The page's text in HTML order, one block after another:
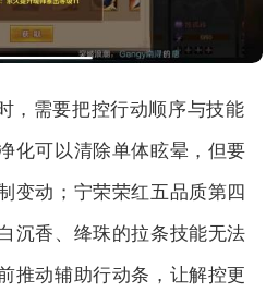
，需要把控行动顺序与技能
化可以清除单体眩晕，但要
变动；宁荣荣红五品质第四
沉香、绛珠的拉条技能无法
推动辅助行动条，让解控更